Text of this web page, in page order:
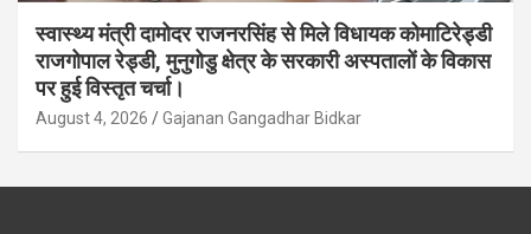
स्वास्थ्य मंत्री दामोदर राजनरसिंह से मिले विधायक कोमाटिरेड्डी
राजगोपाल रेड्डी, मुनुगोडु क्षेत्र के सरकारी अस्पतालों के विकास
पर हुई विस्तृत चर्चा।
August 4, 2026 Gajanan Gangadhar Bidkar